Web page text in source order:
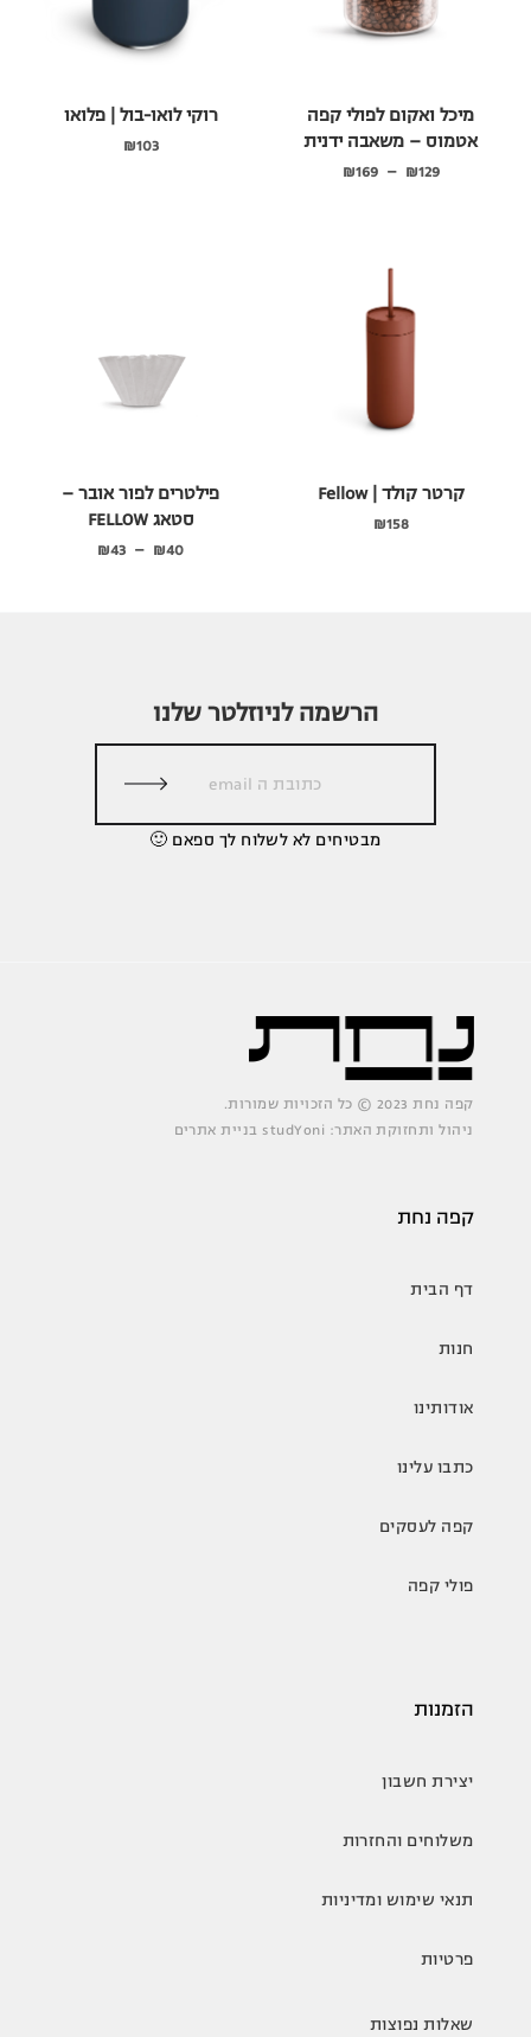
מיכל ואקום לפולי קפה
אטמוס – משאבה ידנית
₪129
–
₪169
רוקי לואו-בול | פלואו
₪103
קרטר קולד | Fellow
₪158
פילטרים לפור אובר –
סטאג FELLOW
₪40
–
₪43
הרשמה לניוזלטר שלנו
מבטיחים לא לשלוח לך ספאם 🙂
קפה נחת 2023 © כל הזכויות שמורות.
ניהול ותחזוקת האתר: studYoni בניית אתרים
קפה נחת
דף הבית
חנות
אודותינו
כתבו עלינו
קפה לעסקים
פולי קפה
הזמנות
יצירת חשבון
משלוחים והחזרות
תנאי שימוש ומדיניות
פרטיות
שאלות נפוצות